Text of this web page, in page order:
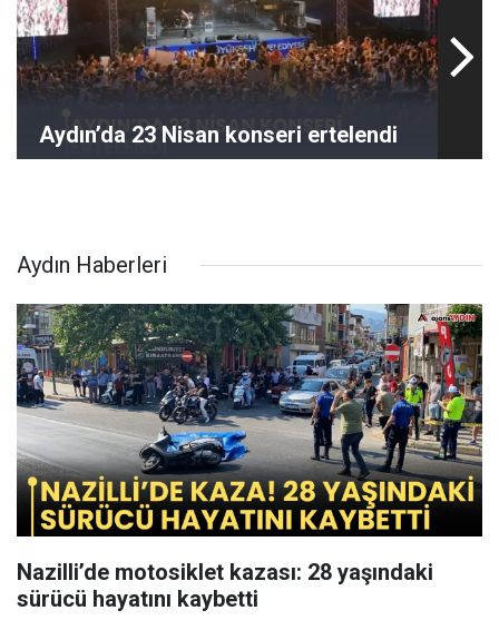
Aydın’da 23 Nisan konseri ertelendi
Aydın Haberleri
Nazilli’de motosiklet kazası: 28 yaşındaki
sürücü hayatını kaybetti